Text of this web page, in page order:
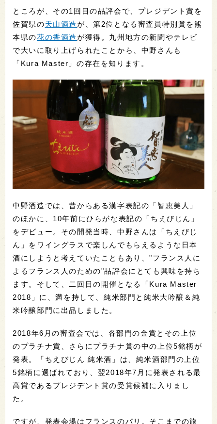
ところが、その1回目の品評会で、プレジデント賞を
佐賀県の天山酒造 が、第2位となる審査員特別賞を熊
本県の花の香酒造 が獲得。九州地方の新聞やテレビ
で大いに取り上げられたことから、中野さんも
「Kura Master」の存在を知ります。
中野酒造では、昔からある漢字表記の「智恵美人」
のほかに、10年前にひらがな表記の「ちえびじん」
をデビュー。その開発当時、中野さんは「ちえびじ
ん」をワイングラスで楽しんでもらえるような日本
酒にしようと考えていたこともあり、"フランス人に
よるフランス人のための"品評会にとても興味を持ち
ます。そして、二回目の開催となる「Kura Master
2018」に、満を持して、純米部門と純米大吟醸＆純
米吟醸部門に出品しました。
2018年6月の審査会では、各部門の金賞とその上位
のプラチナ賞、さらにプラチナ賞の中の上位5銘柄が
発表。「ちえびじん 純米酒」は、純米酒部門の上位
5銘柄に選ばれており、翌2018年7月に発表される最
高賞であるプレジデント賞の受賞候補に入りまし
た。
ですが、発表会場はフランスのパリ。そこまでの旅